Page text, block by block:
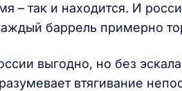
– так и находится. И
баррель примерно
выгодно, но без
втягивание